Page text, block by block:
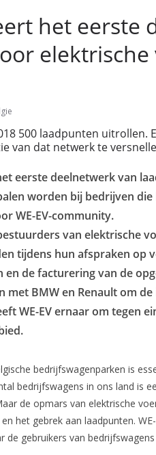
het eerste
500 laadpunten uitrollen.
van dat netwerk te
eerste deelnetwerk van
worden bij bedrijven
WE-EV-community.
van elektrische
tijdens hun afspraken op
en de facturering van de
met BMW en Renault om
WE-EV ernaar om tegen
bedrijfswagenparken is
bedrijfswagens in ons land is
de opmars van elektrische
het gebrek aan laadpunten.
de gebruikers van